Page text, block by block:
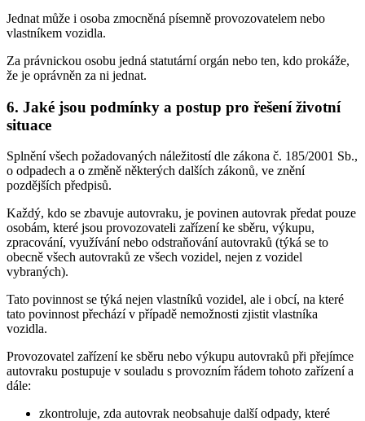
Jednat může i osoba zmocněná písemně provozovatelem nebo
vlastníkem vozidla.
Za právnickou osobu jedná statutární orgán nebo ten, kdo prokáže,
že je oprávněn za ni jednat.
6. Jaké jsou podmínky a postup pro řešení životní
situace
Splnění všech požadovaných náležitostí dle zákona č. 185/2001 Sb.,
o odpadech a o změně některých dalších zákonů, ve znění
pozdějších předpisů.
Každý, kdo se zbavuje autovraku, je povinen autovrak předat pouze
osobám, které jsou provozovateli zařízení ke sběru, výkupu,
zpracování, využívání nebo odstraňování autovraků (týká se to
obecně všech autovraků ze všech vozidel, nejen z vozidel
vybraných).
Tato povinnost se týká nejen vlastníků vozidel, ale i obcí, na které
tato povinnost přechází v případě nemožnosti zjistit vlastníka
vozidla.
Provozovatel zařízení ke sběru nebo výkupu autovraků při přejímce
autovraku postupuje v souladu s provozním řádem tohoto zařízení a
dále:
zkontroluje, zda autovrak neobsahuje další odpady, které